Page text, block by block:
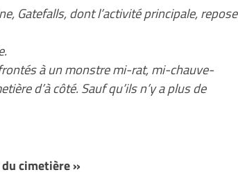
Gatefalls, dont l’activité principale, repose
à un monstre mi-rat, mi-chauve-
d’à côté. Sauf qu’ils n’y a plus de
cimetière »